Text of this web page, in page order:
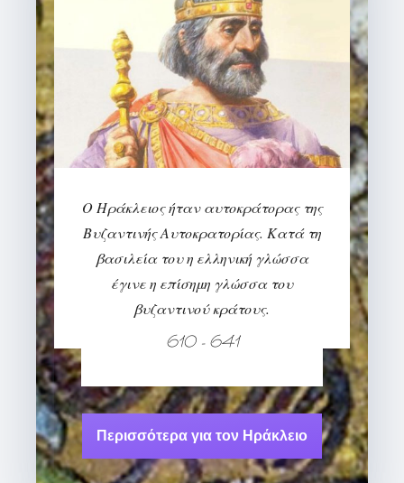
Ο Ηράκλειος ήταν αυτοκράτορας της
Βυζαντινής Αυτοκρατορίας. Κατά τη
βασιλεία του η ελληνική γλώσσα
έγινε η επίσημη γλώσσα του
βυζαντινού κράτους.
610 - 641
Περισσότερα για τον Ηράκλειο